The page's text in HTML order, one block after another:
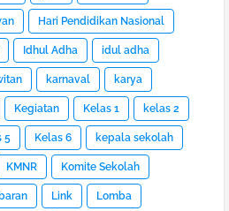
Hari Pendidikan Nasional
Idhul Adha idul adha
karnaval karya
Kegiatan Kelas 1 kelas 2
5 Kelas 6 kepala sekolah
KMNR Komite Sekolah
Link Lomba